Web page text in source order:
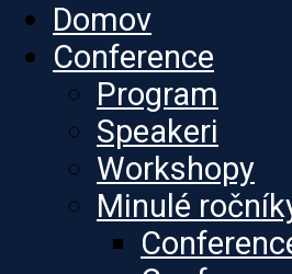
Domov
Conference
Program
Speakeri
Workshopy
Minulé